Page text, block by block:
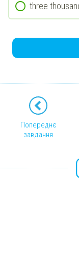
three
Попереднє
завдання